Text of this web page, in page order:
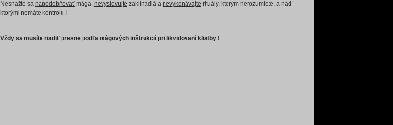
Nesnažte sa napodobňovať mága, nevyslovujte zaklínadlá a nevykonávajte rituály, ktorým nerozumiete, a nad
ktorými nemáte kontrolu !
Vždy sa musíte riadiť presne podľa mágových inštrukcií pri likvidovaní kliatby !